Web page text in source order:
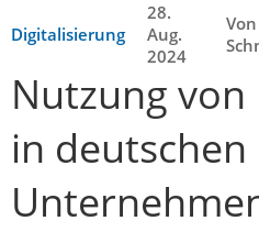
Digitalisierung
28.
Aug.
2024
Nutzung
in deutschen